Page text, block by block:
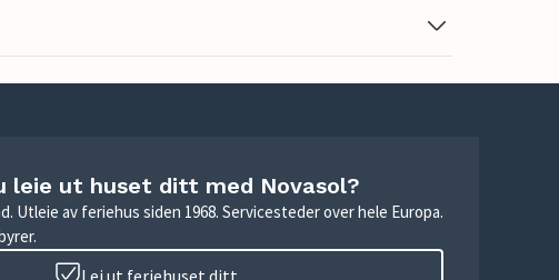
leie ut huset ditt med Novasol?
Utleie av feriehus siden 1968. Servicesteder over hele Europa.
Lei ut feriehuset ditt